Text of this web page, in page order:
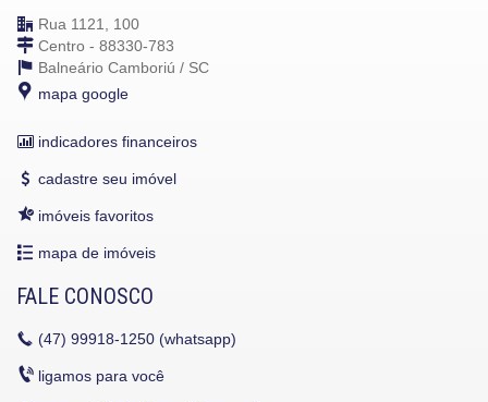
Rua 1121, 100
Centro - 88330-783
Balneário Camboriú / SC
mapa google
indicadores financeiros
cadastre seu imóvel
imóveis favoritos
mapa de imóveis
FALE CONOSCO
(47) 99918-1250 (whatsapp)
ligamos para você